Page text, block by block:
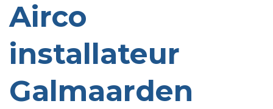
Airco
installateur
Galmaarden